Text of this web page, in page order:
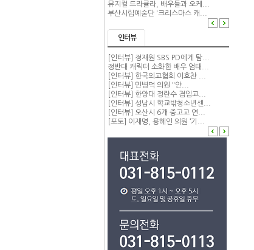
뮤지컬 드라큘라, 배우들과 오케...
부산시립예술단 '크리스마스 캐...
인터뷰
[인터뷰] 정재원 SBS PD에게 탐...
정반대 캐릭터 소화한 배우 엄태...
[인터뷰] 한국외교협회 이호찬 ...
[인터뷰] 민병덕 의원 "안...
[인터뷰] 한양대 정란수 겸임교...
[인터뷰] 성남시 학교밖청소년센...
[인터뷰] 오산시 6개 중고교 연...
[포토] 이재명, 용혜인 의원 ‘기...